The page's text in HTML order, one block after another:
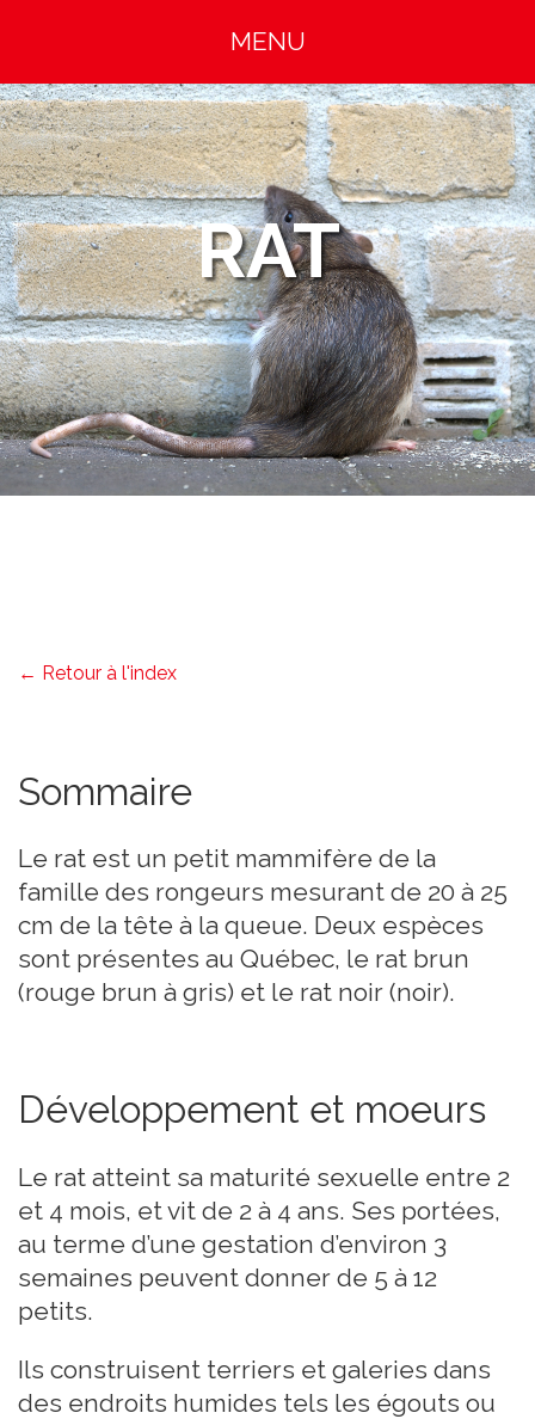
RAT
MENU
← Retour à l'index
Sommaire
Le rat est un petit mammifère de la
famille des rongeurs mesurant de 20 à 25
cm de la tête à la queue. Deux espèces
sont présentes au Québec, le rat brun
(rouge brun à gris) et le rat noir (noir).
Développement et moeurs
Le rat atteint sa maturité sexuelle entre 2
et 4 mois, et vit de 2 à 4 ans. Ses portées,
au terme d’une gestation d’environ 3
semaines peuvent donner de 5 à 12
petits.
Ils construisent terriers et galeries dans
des endroits humides tels les égouts ou